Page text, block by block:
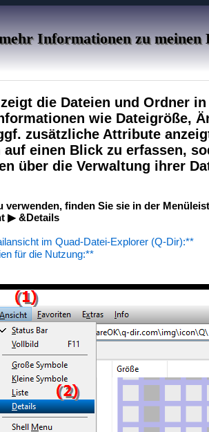
Informationen zu meinen
die Dateien und Ordner
wie Dateigröße,
zusätzliche Attribute
einen Blick zu erfassen,
über die Verwaltung ihrer
verwenden, finden Sie sie in der
▶ &Details
im Quad-Datei-Explorer (Q-Dir):**
für die Nutzung:**